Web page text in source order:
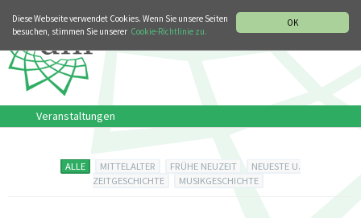
OK
Diese Webseite verwendet Cookies. Wenn Sie unsere Seiten
besuchen, stimmen Sie unserer Cookie-Richtlinie zu.
Veranstaltungen
ALLE MITTELALTER FRÜHE NEUZEIT
NEUESTE U.
ZEITGESCHICHTE
MUSIKGESCHICHTE